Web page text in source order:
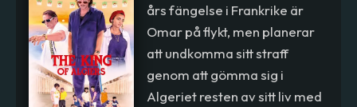
års fängelse i Frankrike är
Omar på flykt, men planerar
att undkomma sitt straff
genom att gömma sig i
Algeriet resten av sitt liv med